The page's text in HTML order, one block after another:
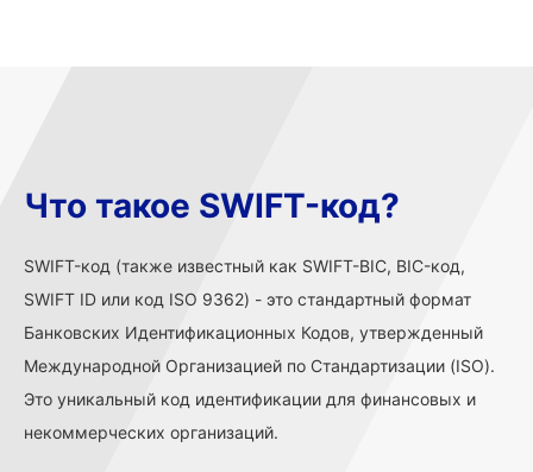
Что такое SWIFT-код?
SWIFT-код (также известный как SWIFT-BIC, BIC-код,
SWIFT ID или код ISO 9362) - это стандартный формат
Банковских Идентификационных Кодов, утвержденный
Международной Организацией по Стандартизации (ISO).
Это уникальный код идентификации для финансовых и
некоммерческих организаций.